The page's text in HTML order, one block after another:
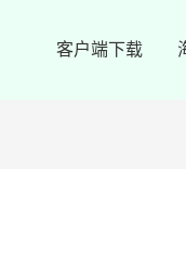
客户端下载